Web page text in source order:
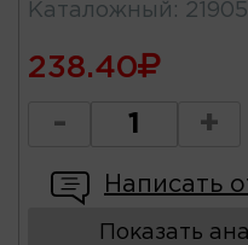
Каталожный :
238.40
- +
Написать
Показать